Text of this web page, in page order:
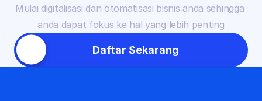
Mulai digitalisasi dan otomatisasi bisnis anda sehingga
anda dapat fokus ke hal yang lebih penting
Daftar Sekarang